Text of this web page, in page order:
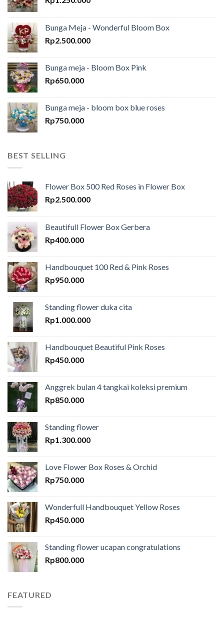
Bunga Meja - Wonderful Bloom Box
Rp2.500.000
Bunga meja - Bloom Box Pink
Rp650.000
Bunga meja - bloom box blue roses
Rp750.000
BEST SELLING
Flower Box 500 Red Roses in Flower Box
Rp2.500.000
Beautifull Flower Box Gerbera
Rp400.000
Handbouquet 100 Red & Pink Roses
Rp950.000
Standing flower duka cita
Rp1.000.000
Handbouquet Beautiful Pink Roses
Rp450.000
Anggrek bulan 4 tangkai koleksi premium
Rp850.000
Standing flower
Rp1.300.000
Love Flower Box Roses & Orchid
Rp750.000
Wonderfull Handbouquet Yellow Roses
Rp450.000
Standing flower ucapan congratulations
Rp800.000
FEATURED